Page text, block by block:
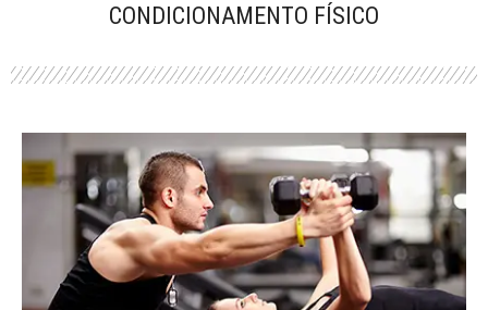
CONDICIONAMENTO FÍSICO